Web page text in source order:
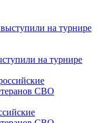
на турнире